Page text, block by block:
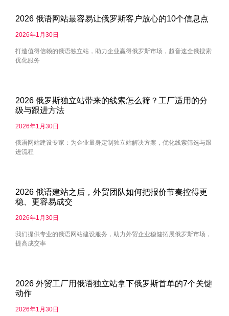
2026 俄语网站最容易让俄罗斯客户放心的10个信息点
2026年1月30日
打造值得信赖的俄语独立站，助力企业赢得俄罗斯市场，超音速全俄搜索
优化服务
2026 俄罗斯独立站带来的线索怎么筛？工厂适用的分
级与跟进方法
2026年1月30日
俄语网站建设专家：为企业量身定制独立站解决方案，优化线索筛选与跟
进流程
2026 俄语建站之后，外贸团队如何把报价节奏控得更
稳、更容易成交
2026年1月30日
我们提供专业的俄语网站建设服务，助力外贸企业稳健拓展俄罗斯市场，
提高成交率
2026 外贸工厂用俄语独立站拿下俄罗斯首单的7个关键
动作
2026年1月30日